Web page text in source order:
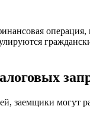
операция,
заемщики могут